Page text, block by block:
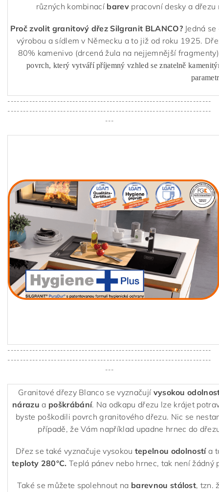
různých kombinací barev pracovní desky a dřezu
Proč zvolit granitový dřez Silgranit BLANCO? Jedná
výrobou a sídlem v Německu a to již od roku 1925.
80% kamenivo (drcená žula na nejjemnější
povrch, který vytváří příjemný vzhled se znatelně
------------------------------------------------------------------
------------------------------------------------------------------
---
------------------------------------------------------------------
------------------------------------------------------------------
---
Granitové dřezy Blanco se vyznačují vysokou
nárazu a poškrábání. Na odkapu dřezu lze krájet
byste poškodili povrch granitového dřezu. Nic se
případě, že Vám například upadne hrnec do
Dřez se také vyznačuje vysokou tepelnou odolnostía
teploty 280°C. Teplá pánev nebo hrnec, tak není žádný
Také se můžete spolehnout na barevnou stálost, tzn.